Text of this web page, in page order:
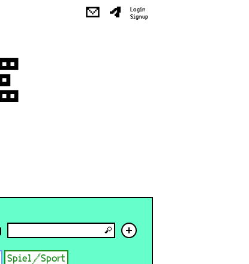
✉
Login
Signup
+
Spiel/Sport